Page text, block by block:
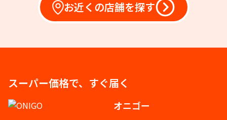
お近くの店舗を探す
スーパー価格で、すぐ届く
オニゴー